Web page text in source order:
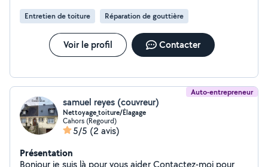
Entretien de toiture Réparation de gouttière
Voir le profil Contacter
Auto-entrepreneur
samuel reyes (couvreur)
Nettoyage_toiture/Élagage
Cahors (Regourd)
5/5 (2 avis)
Présentation
Bonjour je suis là pour vous aider Contactez-moi pour